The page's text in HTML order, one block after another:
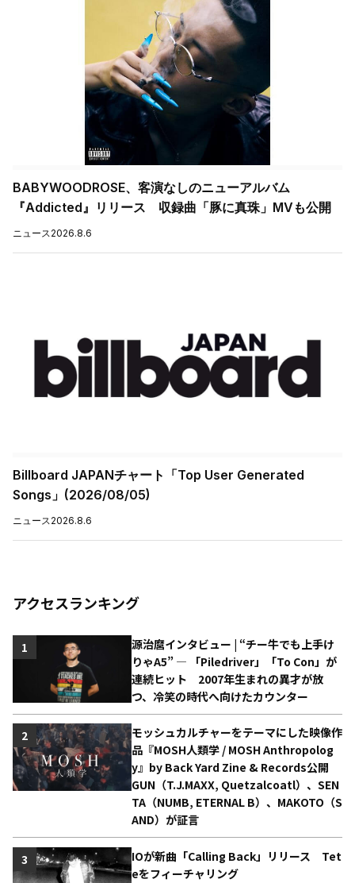
BABYWOODROSE、客演なしのニューアルバム
『Addicted』リリース 収録曲「豚に真珠」MVも公開
ニュース2026.8.6
Billboard JAPANチャート「Top User Generated
Songs」(2026/08/05)
ニュース 2026.8.6
アクセスランキング
源治麿インタビュー | “チー牛でも上手け
りゃA5” ― 「Piledriver」「To Con」が
連続ヒット 2007年生まれの異才が放
つ、冷笑の時代へ向けたカウンター
1
モッシュカルチャーをテーマにした映像作
品『MOSH人類学 / MOSH Anthropolog
y』by Back Yard Zine & Records公開
GUN（T.J.MAXX, Quetzalcoatl）、SEN
TA（NUMB, ETERNAL B）、MAKOTO（S
AND）が証言
2
IOが新曲「Calling Back」リリース Tet
eをフィーチャリング
3